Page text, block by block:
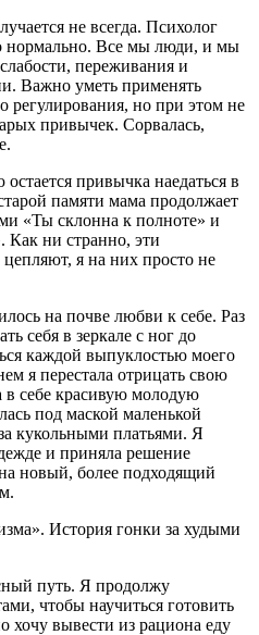
не всегда. Психолог
нормально. Все мы люди, и мы
переживания и
Важно уметь применять
регулирования, но при этом не
привычек. Сорвалась,
привычка наедаться в
памяти мама продолжает
«Ты склонна к полноте» и
Как ни странно, эти
я на них просто не
на почве любви к себе. Раз
себя в зеркале с ног до
каждой выпуклостью моего
я перестала отрицать свою
в себе красивую молодую
под маской маленькой
кукольными платьями. Я
и приняла решение
новый, более подходящий
путь. Я продолжу
чтобы научиться готовить
хочу вывести из рациона еду